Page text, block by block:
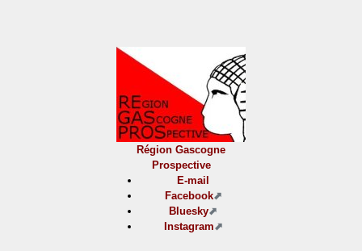
Région Gascogne
Prospective
E-mail
Facebook
Bluesky
Instagram